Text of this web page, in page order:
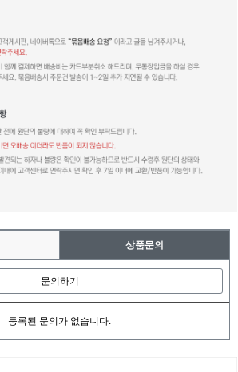
상품문의
문의하기
등록된 문의가 없습니다.